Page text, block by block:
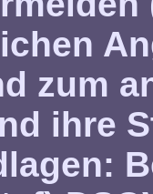
zum
ihre